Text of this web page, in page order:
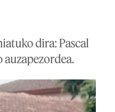
dira: Pascal